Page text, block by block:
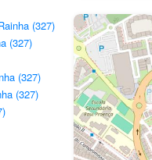
(327)
(327)
(327)
(327)